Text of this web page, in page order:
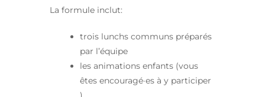
La formule inclut:
trois lunchs communs préparés
par l’équipe
les animations enfants (vous
êtes encouragé·es à y participer